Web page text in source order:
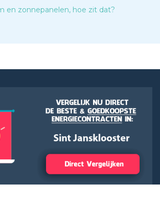
en zonnepanelen, hoe zit dat?